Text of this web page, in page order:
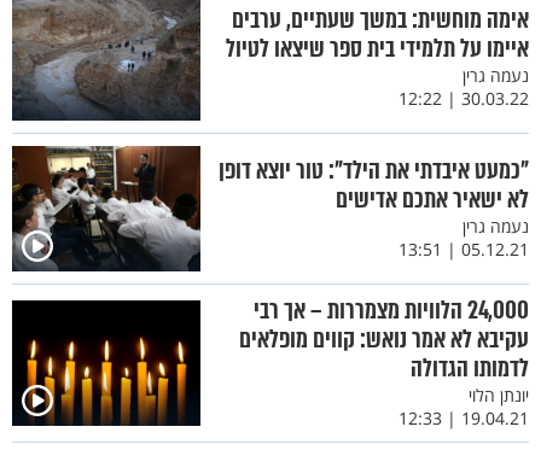
אימה מוחשית: במשך שעתיים, ערבים
איימו על תלמידי בית ספר שיצאו לטיול
נעמה גרין
30.03.22 | 12:22
"כמעט איבדתי את הילד": טור יוצא דופן
לא ישאיר אתכם אדישים
נעמה גרין
05.12.21 | 13:51
24,000 הלוויות מצמררות – אך רבי
עקיבא לא אמר נואש: קווים מופלאים
לדמותו הגדולה
יונתן הלוי
19.04.21 | 12:33